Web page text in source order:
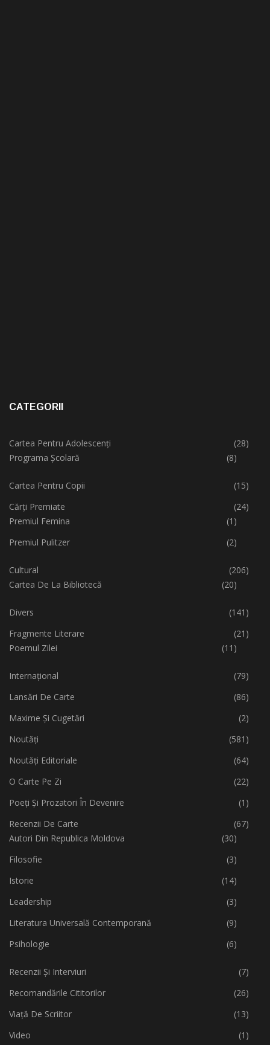
CATEGORII
Cartea Pentru Adolescenți
(28)
Programa Școlară
(8)
Cartea Pentru Copii
(15)
Cărți Premiate
(24)
Premiul Femina
(1)
Premiul Pulitzer
(2)
Cultural
(206)
Cartea De La Bibliotecă
(20)
Divers
(141)
Fragmente Literare
(21)
Poemul Zilei
(11)
Internațional
(79)
Lansări De Carte
(86)
Maxime Și Cugetări
(2)
Noutăți
(581)
Noutăți Editoriale
(64)
O Carte Pe Zi
(22)
Poeți Și Prozatori În Devenire
(1)
Recenzii De Carte
(67)
Autori Din Republica Moldova
(30)
Filosofie
(3)
Istorie
(14)
Leadership
(3)
Literatura Universală Contemporană
(9)
Psihologie
(6)
Recenzii Și Interviuri
(7)
Recomandările Cititorilor
(26)
Viață De Scriitor
(13)
Video
(1)